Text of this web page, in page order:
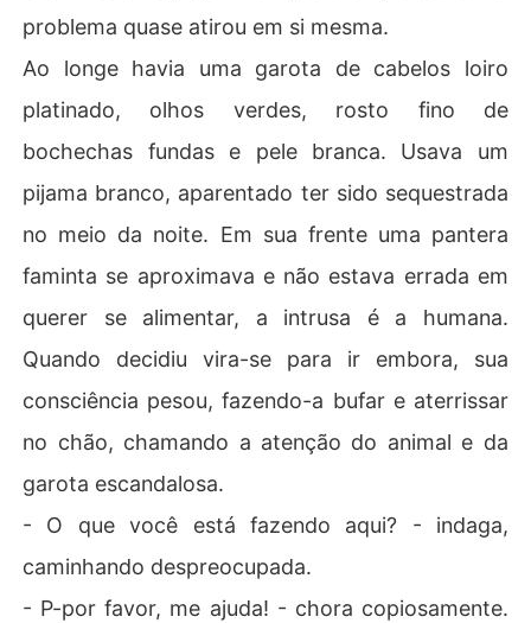
problema quase atirou em si mesma.
Ao longe havia uma garota de cabelos loiro
platinado, olhos verdes, rosto fino de
bochechas fundas e pele branca. Usava um
pijama branco, aparentado ter sido sequestrada
no meio da noite. Em sua frente uma pantera
faminta se aproximava e não estava errada em
querer se alimentar, a intrusa é a humana.
Quando decidiu vira-se para ir embora, sua
consciência pesou, fazendo-a bufar e aterrissar
no chão, chamando a atenção do animal e da
garota escandalosa.
- O que você está fazendo aqui? - indaga,
caminhando despreocupada.
- P-por favor, me ajuda! - chora copiosamente.